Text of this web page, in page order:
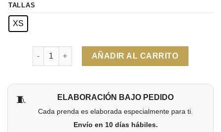
TALLAS
XS
Cantidad
AÑADIR AL CARRITO
🧵 ELABORACIÓN BAJO PEDIDO
Cada prenda es elaborada especialmente para ti.
Envío en 10 días hábiles.